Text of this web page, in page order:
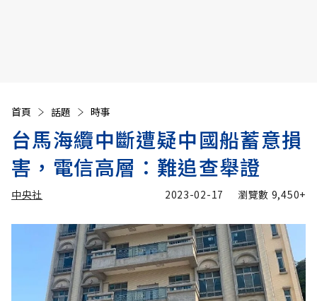
首頁 話題 時事
台馬海纜中斷遭疑中國船蓄意損
害，電信高層：難追查舉證
中央社 2023-02-17 瀏覽數 9,450+